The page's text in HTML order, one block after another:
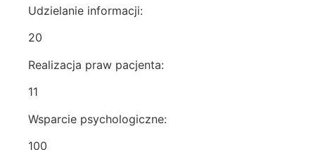
Udzielanie informacji:
20
Realizacja praw pacjenta:
11
Wsparcie psychologiczne:
100